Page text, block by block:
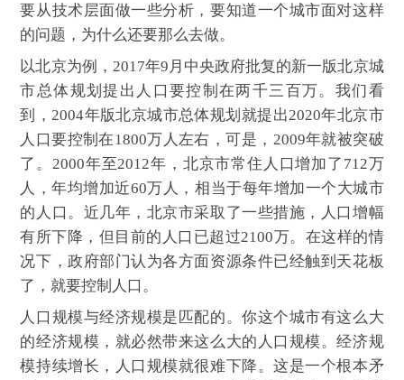
要从技术层面做一些分析，要知道一个城市面对这样
的问题，为什么还要那么去做。
以北京为例，2017年9月中央政府批复的新一版北京城
市总体规划提出人口要控制在两千三百万。我们看
到，2004年版北京城市总体规划就提出2020年北京市
人口要控制在1800万人左右，可是，2009年就被突破
了。2000年至2012年，北京市常住人口增加了712万
人，年均增加近60万人，相当于每年增加一个大城市
的人口。近几年，北京市采取了一些措施，人口增幅
有所下降，但目前的人口已超过2100万。在这样的情
况下，政府部门认为各方面资源条件已经触到天花板
了，就要控制人口。
人口规模与经济规模是匹配的。你这个城市有这么大
的经济规模，就必然带来这么大的人口规模。经济规
模持续增长，人口规模就很难下降。这是一个根本矛